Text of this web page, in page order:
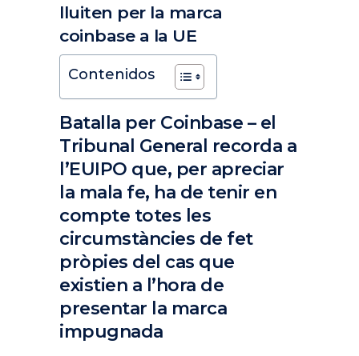
lluiten per la marca
coinbase a la UE
Contenidos
Batalla per Coinbase – el
Tribunal General recorda a
l’EUIPO que, per apreciar
la mala fe, ha de tenir en
compte totes les
circumstàncies de fet
pròpies del cas que
existien a l’hora de
presentar la marca
impugnada